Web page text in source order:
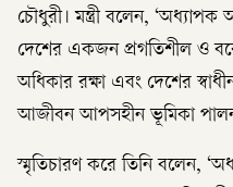
চৌধুরী। মন্ত্রী বলেন,
দেশের একজন প্রগতিশীল ও
অধিকার রক্ষা এবং দেশের
আজীবন আপসহীন ভূমিকা
স্মৃতিচারণ করে তিনি বলেন,